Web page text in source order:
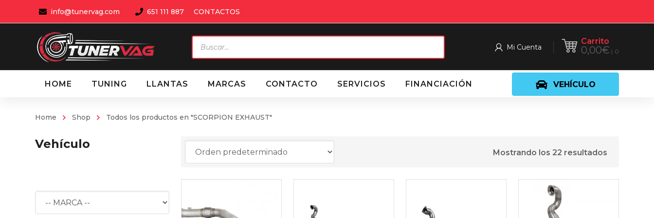
info@tunervag.com 651 111 887 CONTACTOS
Carrito
0,00€ 0
Mi Cuenta
de
productos
VEHÍCULO
HOME TUNING LLANTAS MARCAS CONTACTO SERVICIOS FINANCIACIÓN
Home Shop Todos los productos en "SCORPION EXHAUST"
Vehículo
Mostrando los 22 resultados